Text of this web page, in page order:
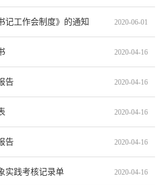
记工作会制度》的通知 2020-06-01
2020-04-16
告 2020-04-16
2020-04-16
告 2020-04-16
实践考核记录单 2020-04-16